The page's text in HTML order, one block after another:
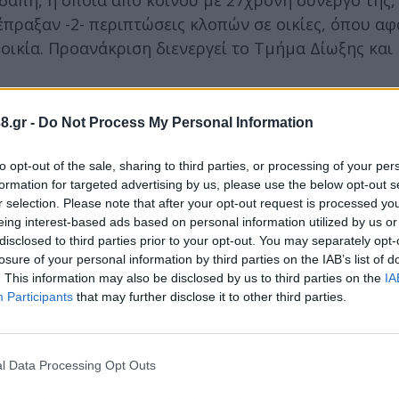
- Do Not Process My Personal Information
opt-out of the sale, sharing to third parties, or processing of your
for targeted advertising by us, please use the below opt-out
selection. Please note that after your opt-out request is processed
interest-based ads based on personal information utilized by us
to third parties prior to your opt-out. You may separately
of your personal information by third parties on the IAB’s list of
This information may also be disclosed by us to third parties on the
Participants that may further disclose it to other third parties.
Data Processing Opt Outs
-2- περιπτώσεις κλοπών σε οικίες, όπου
Προανάκριση διενεργεί το Τμήμα Δίωξης και
από αστυνομικούς του Τμήματος Δίωξης και
κατά την είσοδο του στο γήπεδο
από αστυνομικούς του Τμήματος Δίωξης και
κατά την είσοδο του στο γήπεδο «Θεόδωρος